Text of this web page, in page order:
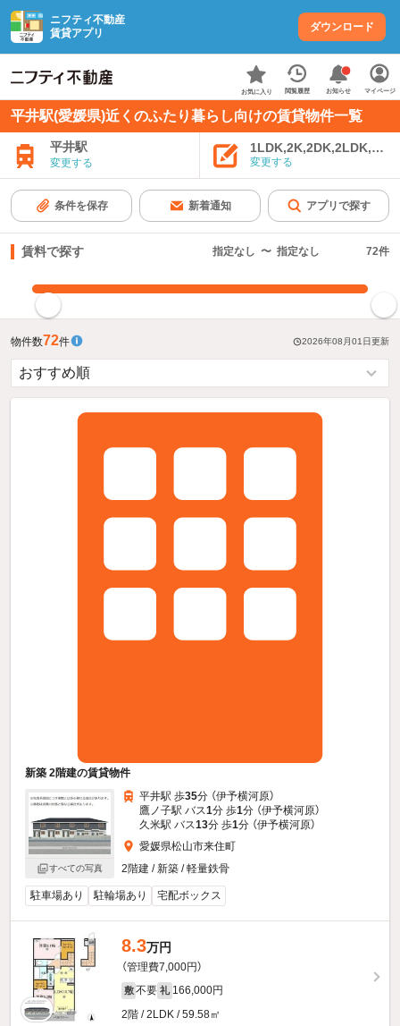
ニフティ不動産
賃貸アプリ
ダウンロード
お気に入り 閲覧履歴 お知らせ マイページ
平井駅(愛媛県)近くのふたり暮らし向けの賃貸物件一覧
平井駅
変更する 変更する
条件を保存 新着通知 アプリで探す
賃料で探す 指定なし 〜 指定なし 72件
物件数72件 2026年08月01日更新
新築 2階建の賃貸物件
すべての写真
平井駅 歩35分 （伊予横河原）
鷹ノ子駅 バス1分 歩1分 （伊予横河原）
久米駅 バス13分 歩1分 （伊予横河原）
愛媛県松山市来住町
2階建 / 新築 / 軽量鉄骨
駐車場あり 駐輪場あり 宅配ボックス
8.3万円
（管理費7,000円）
敷 不要 礼 166,000円
2階 / 2LDK / 59.58㎡